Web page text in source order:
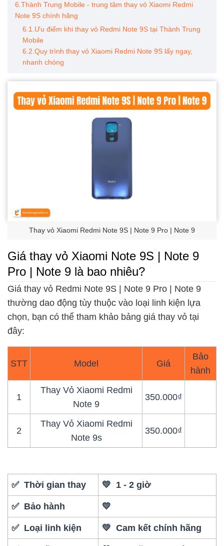
6.Thành Trung Mobile - trung tâm thay vỏ Xiaomi Redmi
Note 9S chính hãng
6.1.Ưu điểm khi thay vỏ Redmi Note 9S tại Thành Trung
Mobile
6.2.Quy trình thay vỏ Xiaomi Redmi Note 9S lấy ngay,
nhanh chóng
Thay vỏ Xiaomi Redmi Note 9S | Note 9 Pro | Note 9
Giá thay vỏ Xiaomi Note 9S | Note 9
Pro | Note 9 là bao nhiêu?
Giá thay vỏ Redmi Note 9S | Note 9 Pro | Note 9
thường dao động tùy thuộc vào loại linh kiện lựa
chọn, bạn có thể tham khảo bảng giá thay vỏ tại
đây:
STT Model Giá
Bảo
hành
1
Thay Vỏ Xiaomi Redmi
Note 9
350.000₫
2
Thay Vỏ Xiaomi Redmi
Note 9s
350.000₫
✅ Thời gian thay 💛 1 - 2 giờ
✅ Bảo hành 💛
✅ Loại linh kiện 💛 Cam kết chính hãng